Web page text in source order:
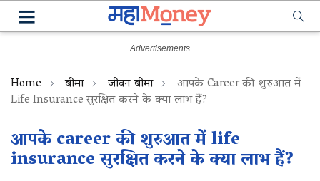
Home बीमा जीवन बीमा आपके Career की शुरुआत में
Life Insurance सुरक्षित करने के क्या लाभ हैं?
आपके career की शुरुआत में life
insurance सुरक्षित करने के क्या लाभ हैं?